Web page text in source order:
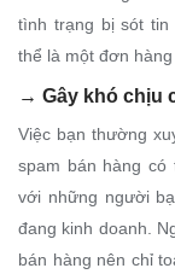
tình trạng bị sót tin
thể là một đơn hàng
→ Gây khó chịu
Việc bạn thường
spam bán hàng có
với những người
đang kinh doanh.
bán hàng nên chỉ